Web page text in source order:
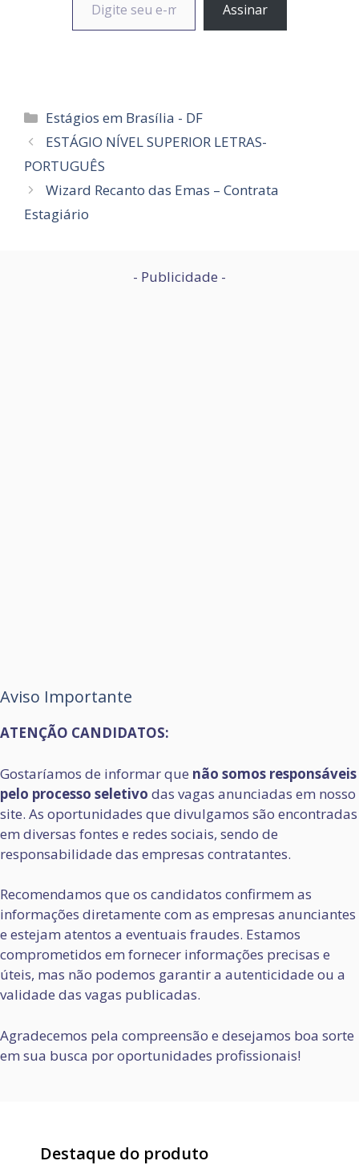
Assinar
Categorias
Estágios em Brasília - DF
ESTÁGIO NÍVEL SUPERIOR LETRAS-
PORTUGUÊS
Wizard Recanto das Emas – Contrata
Estagiário
- Publicidade -
Aviso Importante
ATENÇÃO CANDIDATOS:
Gostaríamos de informar que não somos responsáveis
pelo processo seletivo das vagas anunciadas em nosso
site. As oportunidades que divulgamos são encontradas
em diversas fontes e redes sociais, sendo de
responsabilidade das empresas contratantes.
Recomendamos que os candidatos confirmem as
informações diretamente com as empresas anunciantes
e estejam atentos a eventuais fraudes. Estamos
comprometidos em fornecer informações precisas e
úteis, mas não podemos garantir a autenticidade ou a
validade das vagas publicadas.
Agradecemos pela compreensão e desejamos boa sorte
em sua busca por oportunidades profissionais!
Destaque do produto